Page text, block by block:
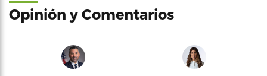
Opinión y Comentarios